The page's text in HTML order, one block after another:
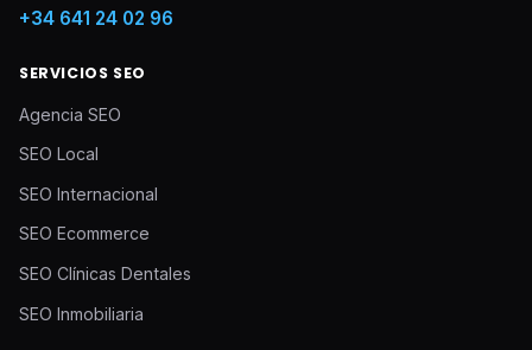
+34 641 24 02 96
SERVICIOS SEO
Agencia SEO
SEO Local
SEO Internacional
SEO Ecommerce
SEO Clínicas Dentales
SEO Inmobiliaria